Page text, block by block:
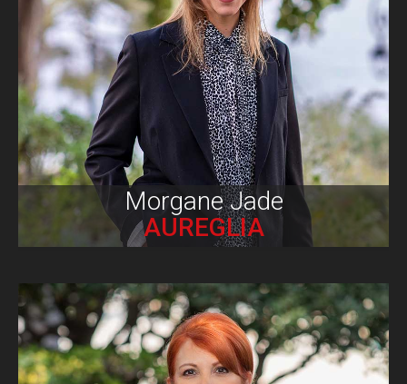
Biographie
Morgane Jade
AUREGLIA